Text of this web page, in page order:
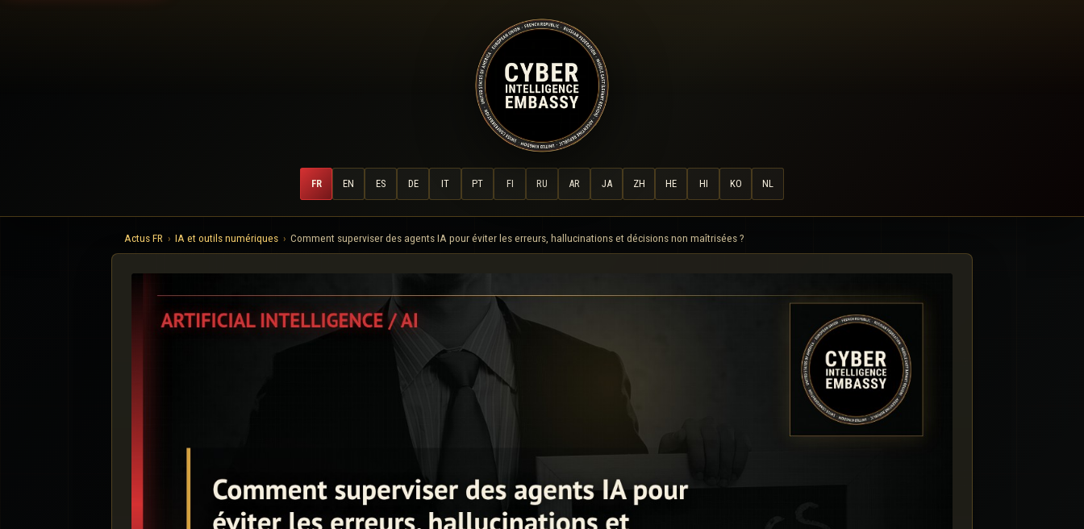
FR EN ES DE IT PT FI RU AR JA ZH HE HI KO NL
Actus FR IA et outils numériques Comment superviser des agents IA pour éviter les erreurs, hallucinations et décisions non maîtrisées ?